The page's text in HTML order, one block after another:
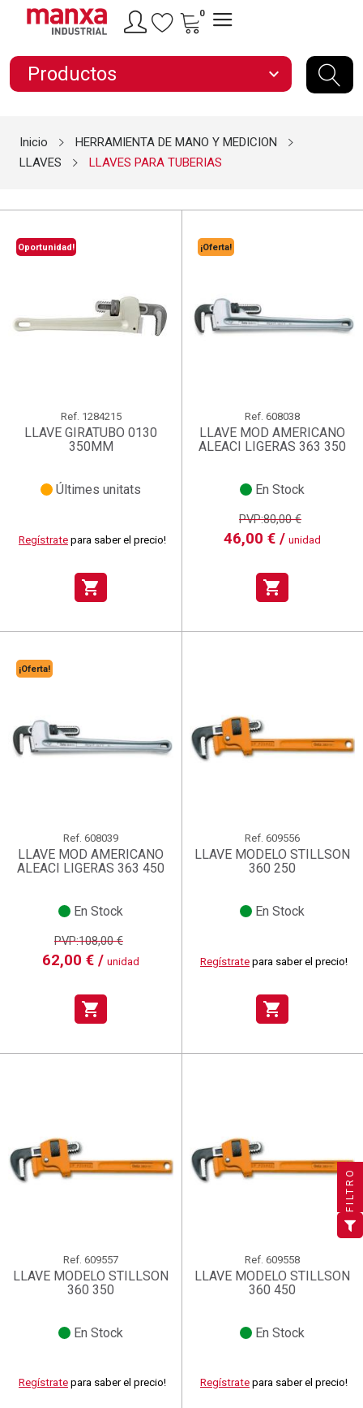
Crear lista de deseos ×
Cancelar Crear lista de deseos
((title)) ×
((cancelText)) ((deleteText))
Iniciar sesión ×
Iniciar sesión
((title)) ×
((cancelText)) (( actionText ))
((title)) ×
((cancelText)) ((renameText))
0
Productos expand_more
Inicio
HERRAMIENTA DE MANO Y MEDICION
LLAVES
LLAVES PARA TUBERIAS
Oportunidad!
Ref. 1284215
LLAVE GIRATUBO 0130
350MM
Últimes unitats
Regístrate para saber el precio!
shopping_cart
¡Oferta!
Ref. 608038
LLAVE MOD AMERICANO
ALEACI LIGERAS 363 350
En Stock
PVP:80,00 €
46,00 € / unidad
shopping_cart
¡Oferta!
Ref. 608039
LLAVE MOD AMERICANO
ALEACI LIGERAS 363 450
En Stock
PVP:108,00 €
62,00 € / unidad
shopping_cart
Ref. 609556
LLAVE MODELO STILLSON
360 250
En Stock
Regístrate para saber el precio!
shopping_cart
Ref. 609557
LLAVE MODELO STILLSON
360 350
En Stock
Regístrate para saber el precio!
Ref. 609558
LLAVE MODELO STILLSON
360 450
En Stock
Regístrate para saber el precio!
FILTRO